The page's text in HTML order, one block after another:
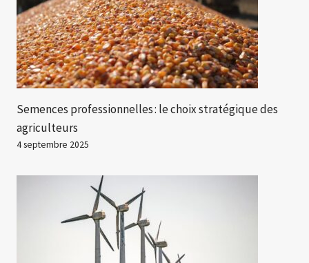
Semences professionnelles : le choix stratégique des
agriculteurs
4 septembre 2025